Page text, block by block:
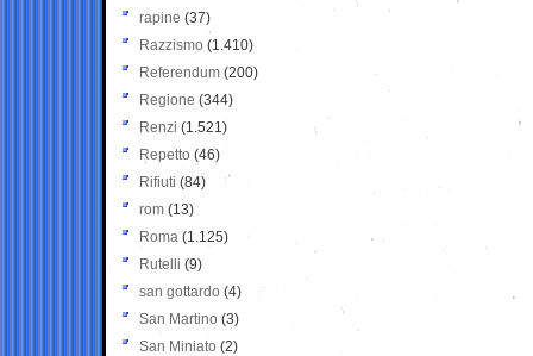
rapine (37)
Razzismo (1.410)
Referendum (200)
Regione (344)
Renzi (1.521)
Repetto (46)
Rifiuti (84)
rom (13)
Roma (1.125)
Rutelli (9)
san gottardo (4)
San Martino (3)
San Miniato (2)